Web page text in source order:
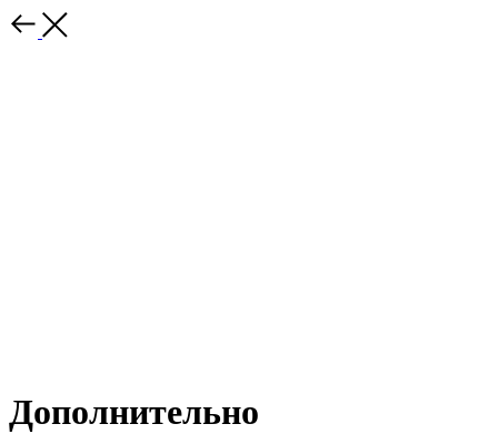
Дополнительно